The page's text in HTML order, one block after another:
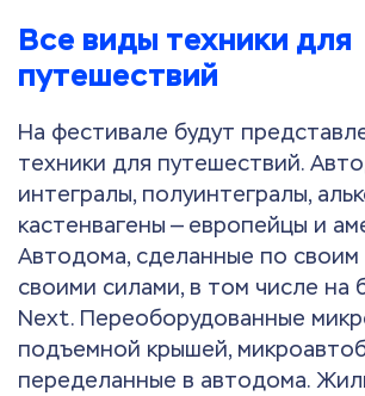
Все виды техники для
путешествий
На фестивале будут
техники для путешествий.
интегралы, полуинтегралы,
кастенвагены — европейцы и
Автодома, сделанные по своим
своими силами, в том числе на
Next. Переоборудованные
подъемной крышей,
переделанные в автодома.